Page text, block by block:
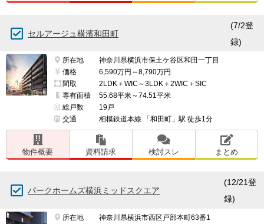
セルアージュ横濱和田町
(7/2登
録)
所在地
神奈川県横浜市保土ケ谷区和田一丁目
価格
6,590万円～8,790万円
間取
2LDK＋WIC～3LDK＋2WIC＋SIC
専有面積
55.68平米～74.51平米
総戸数
19戸
交通
相模鉄道本線 「和田町」駅 徒歩1分
物件概要 資料請求 検討スレ まとめ
パークホームズ横浜ミッドスクエア
(12/21登
録)
所在地
神奈川県横浜市西区戸部本町63番1